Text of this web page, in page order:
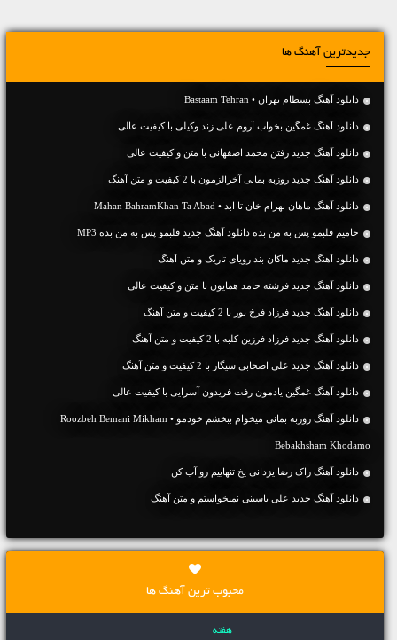
جدیدترین آهنگ ها
دانلود آهنگ بسطام تهران • Bastaam Tehran
دانلود آهنگ غمگین بخواب آروم علی زند وکیلی با کیفیت عالی
دانلود آهنگ جديد رفتن محمد اصفهانی با متن و کیفیت عالی
دانلود آهنگ جديد روزبه بمانی آخرالزمون با 2 کیفیت و متن آهنگ
دانلود آهنگ ماهان بهرام خان تا ابد • Mahan BahramKhan Ta Abad
حامیم قلبمو پس به من بده دانلود آهنگ جدید قلبمو پس به من بده MP3
دانلود آهنگ جديد ماکان بند رویای تاریک و متن آهنگ
دانلود آهنگ جديد فرشته حامد همایون با متن و کیفیت عالی
دانلود آهنگ جديد فرزاد فرخ نور با 2 کیفیت و متن آهنگ
دانلود آهنگ جديد فرزاد فرزین کلبه با 2 کیفیت و متن آهنگ
دانلود آهنگ جديد علی اصحابی سیگار با 2 کیفیت و متن آهنگ
دانلود آهنگ غمگین یادمون رفت فریدون آسرایی با کیفیت عالی
دانلود آهنگ روزبه بمانی میخوام ببخشم خودمو • Roozbeh Bemani Mikham
Bebakhsham Khodamo
دانلود آهنگ راک رضا یزدانی یخ تنهاییم رو آب کن
دانلود آهنگ جديد علی یاسینی نمیخواستم و متن آهنگ
محبوب ترین آهنگ ها
هفته